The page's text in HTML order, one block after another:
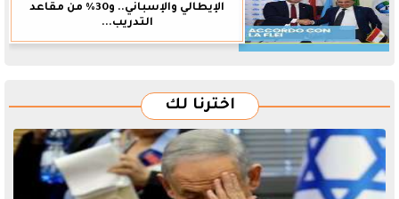
الإيطالي والإسباني.. و30% من مقاعد
التدريب...
اخترنا لك